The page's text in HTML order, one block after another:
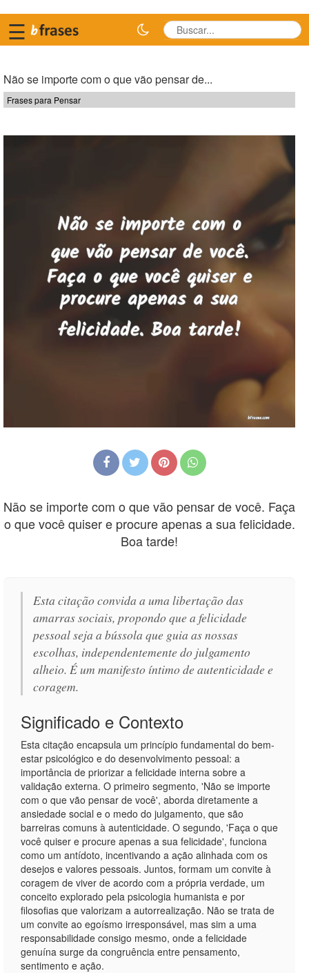
☰
Não se importe com o que vão pensar de...
Frases para Pensar
Não se importe com o que vão pensar de você. Faça
o que você quiser e procure apenas a sua felicidade.
Boa tarde!
Esta citação convida a uma libertação das
amarras sociais, propondo que a felicidade
pessoal seja a bússola que guia as nossas
escolhas, independentemente do julgamento
alheio. É um manifesto íntimo de autenticidade e
coragem.
Significado e Contexto
Esta citação encapsula um princípio fundamental do bem-
estar psicológico e do desenvolvimento pessoal: a
importância de priorizar a felicidade interna sobre a
validação externa. O primeiro segmento, 'Não se importe
com o que vão pensar de você', aborda diretamente a
ansiedade social e o medo do julgamento, que são
barreiras comuns à autenticidade. O segundo, 'Faça o que
você quiser e procure apenas a sua felicidade', funciona
como um antídoto, incentivando a ação alinhada com os
desejos e valores pessoais. Juntos, formam um convite à
coragem de viver de acordo com a própria verdade, um
conceito explorado pela psicologia humanista e por
filosofias que valorizam a autorrealização. Não se trata de
um convite ao egoísmo irresponsável, mas sim a uma
responsabilidade consigo mesmo, onde a felicidade
genuína surge da congruência entre pensamento,
sentimento e ação.